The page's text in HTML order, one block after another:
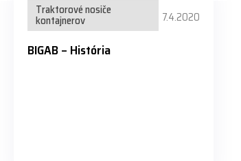
Traktorové nosiče
kontajnerov 7.4.2020
BIGAB – História